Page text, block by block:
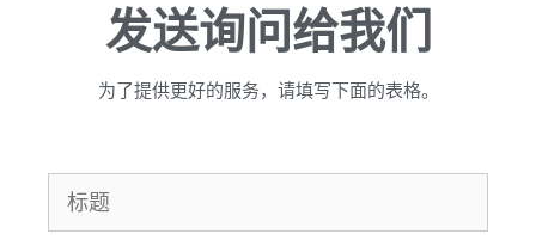
发送询问给我们
为了提供更好的服务，请填写下面的表格。